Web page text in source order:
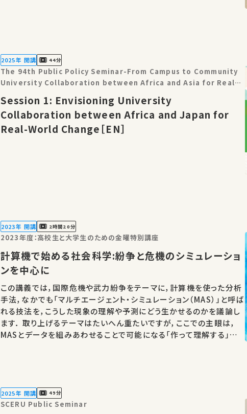
2025年 開講 44分
The 94th Public Policy Seminar-From Campus to Community
University Collaboration between Africa and Asia for Real-
Session 1: Envisioning University
Collaboration between Africa and Japan for
Real-World Change［EN］
2023年 開講 2時間20分
2023年度：高校生と大学生のための金曜特別講座
計算機で始める社会科学:紛争と危機のシミュレーショ
ンを中心に
この講義では，国際危機や武力紛争をテーマに，計算機を使った分析
手法，なかでも「マルチエージェント・シミュレーション（MAS）」と呼ば
れる技法を，こうした現象の理解や予測にどう生かせるのかを議論し
ます． 取り上げるテーマはたいへん重たいですが，ここでの主眼は，
MASとデータを組みあわせることで可能になる「作って理解する」社
2025年 開講 49分
SCERU Public Seminar